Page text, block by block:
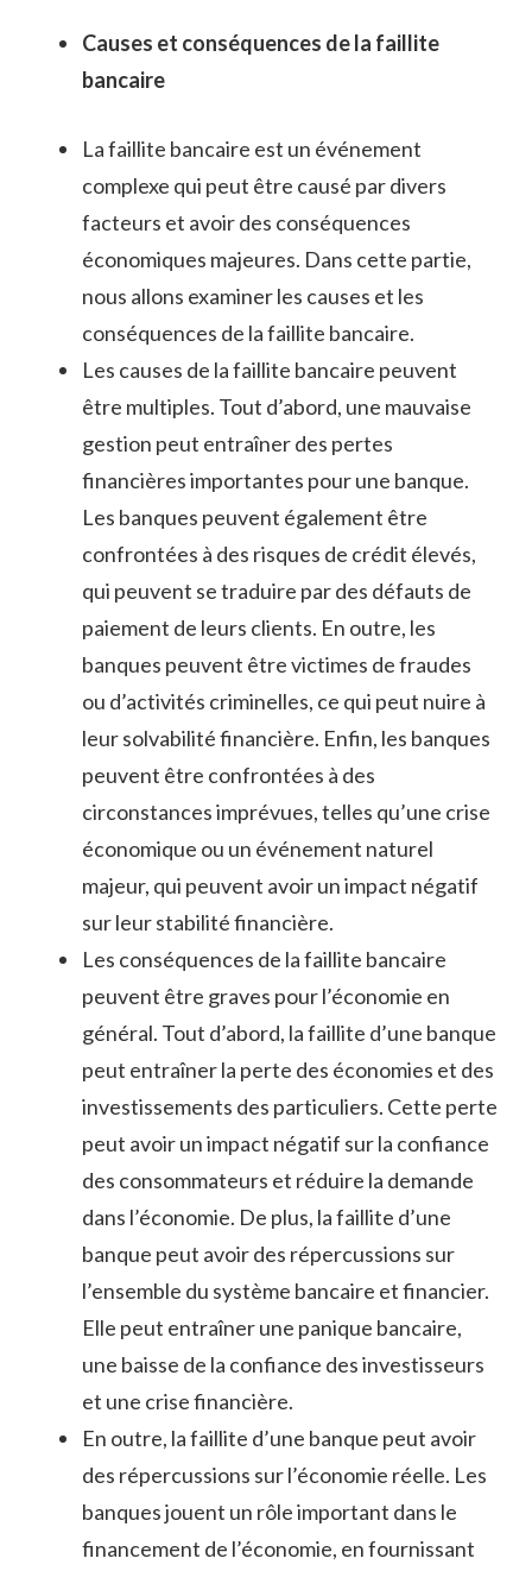
Causes et conséquences de la faillite
bancaire
La faillite bancaire est un événement
complexe qui peut être causé par divers
facteurs et avoir des conséquences
économiques majeures. Dans cette partie,
nous allons examiner les causes et les
conséquences de la faillite bancaire.
Les causes de la faillite bancaire peuvent
être multiples. Tout d’abord, une mauvaise
gestion peut entraîner des pertes
financières importantes pour une banque.
Les banques peuvent également être
confrontées à des risques de crédit élevés,
qui peuvent se traduire par des défauts de
paiement de leurs clients. En outre, les
banques peuvent être victimes de fraudes
ou d’activités criminelles, ce qui peut nuire à
leur solvabilité financière. Enfin, les banques
peuvent être confrontées à des
circonstances imprévues, telles qu’une crise
économique ou un événement naturel
majeur, qui peuvent avoir un impact négatif
sur leur stabilité financière.
Les conséquences de la faillite bancaire
peuvent être graves pour l’économie en
général. Tout d’abord, la faillite d’une banque
peut entraîner la perte des économies et des
investissements des particuliers. Cette perte
peut avoir un impact négatif sur la confiance
des consommateurs et réduire la demande
dans l’économie. De plus, la faillite d’une
banque peut avoir des répercussions sur
l’ensemble du système bancaire et financier.
Elle peut entraîner une panique bancaire,
une baisse de la confiance des investisseurs
et une crise financière.
En outre, la faillite d’une banque peut avoir
des répercussions sur l’économie réelle. Les
banques jouent un rôle important dans le
financement de l’économie, en fournissant